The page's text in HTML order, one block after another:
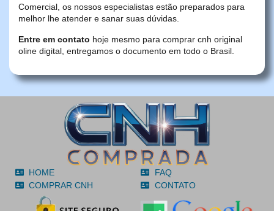
Comercial, os nossos especialistas estão preparados para
melhor lhe atender e sanar suas dúvidas.
Entre em contato hoje mesmo para comprar cnh original
oline digital, entregamos o documento em todo o Brasil.
HOME
COMPRAR CNH
FAQ
CONTATO